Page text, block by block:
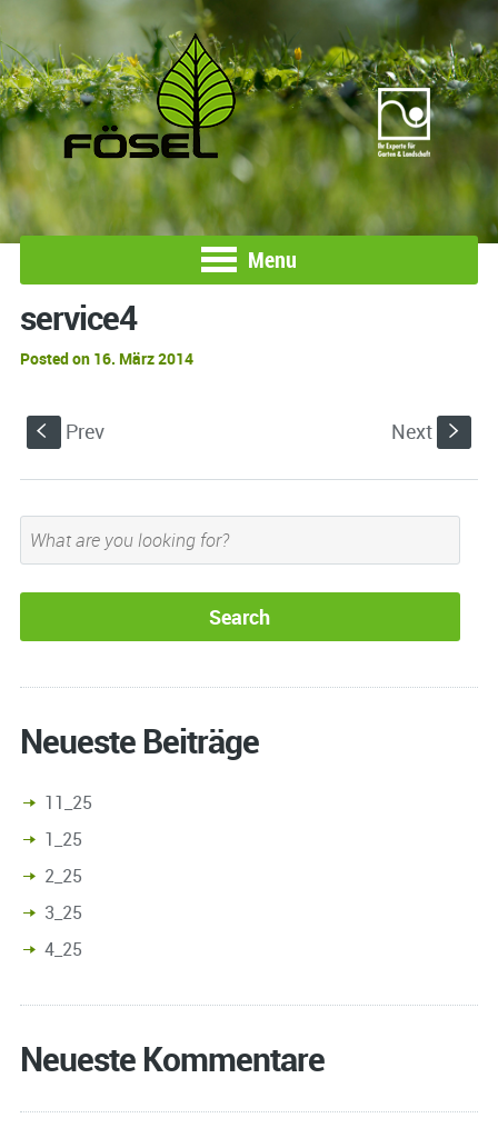
Menu
service4
Posted on 16. März 2014
S Prev Next s
Neueste Beiträge
11_25
1_25
2_25
3_25
4_25
Neueste Kommentare